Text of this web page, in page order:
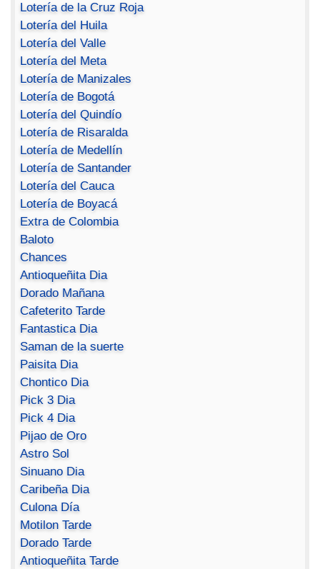
Lotería de la Cruz Roja
Lotería del Huila
Lotería del Valle
Lotería del Meta
Lotería de Manizales
Lotería de Bogotá
Lotería del Quindío
Lotería de Risaralda
Lotería de Medellín
Lotería de Santander
Lotería del Cauca
Lotería de Boyacá
Extra de Colombia
Baloto
Chances
Antioqueñita Dia
Dorado Mañana
Cafeterito Tarde
Fantastica Dia
Saman de la suerte
Paisita Dia
Chontico Dia
Pick 3 Dia
Pick 4 Dia
Pijao de Oro
Astro Sol
Sinuano Dia
Caribeña Dia
Culona Día
Motilon Tarde
Dorado Tarde
Antioqueñita Tarde